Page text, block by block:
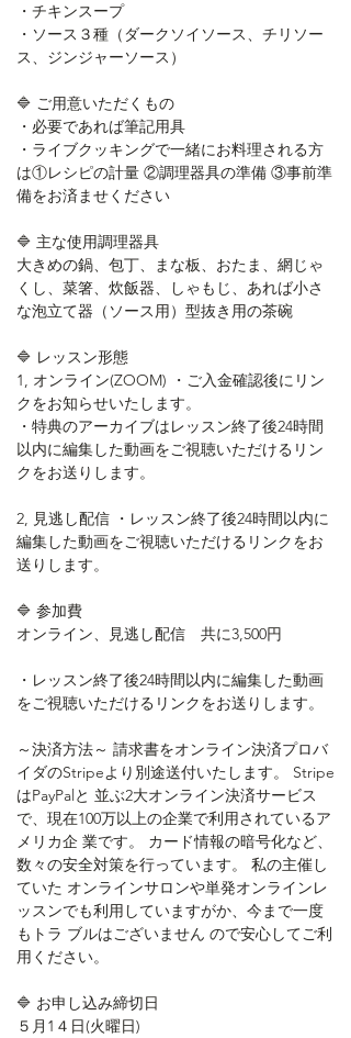
・チキンスープ
・ソース３種（ダークソイソース、チリソー
ス、ジンジャーソース）
🔷 ご用意いただくもの
・必要であれば筆記用具
・ライブクッキングで一緒にお料理される方
は①レシピの計量 ②調理器具の準備 ③事前準
備をお済ませください
🔷 主な使用調理器具
大きめの鍋、包丁、まな板、おたま、網じゃ
くし、菜箸、炊飯器、しゃもじ、あれば小さ
な泡立て器（ソース用）型抜き用の茶碗
🔷 レッスン形態
1, オンライン(ZOOM) ・ご入金確認後にリン
クをお知らせいたします。
・特典のアーカイブはレッスン終了後24時間
以内に編集した動画をご視聴いただけるリン
クをお送りします。
2, 見逃し配信 ・レッスン終了後24時間以内に
編集した動画をご視聴いただけるリンクをお
送りします。
🔷 参加費
オンライン、見逃し配信　共に3,500円
・レッスン終了後24時間以内に編集した動画
をご視聴いただけるリンクをお送りします。
～決済方法～ 請求書をオンライン決済プロバ
イダのStripeより別途送付いたします。 Stripe
はPayPalと 並ぶ2大オンライン決済サービス
で、現在100万以上の企業で利用されているア
メリカ企 業です。 カード情報の暗号化など、
数々の安全対策を行っています。 私の主催し
ていた オンラインサロンや単発オンラインレ
ッスンでも利用していますがか、今まで一度
もトラ ブルはございません ので安心してご利
用ください。
🔷 お申し込み締切日
５月1４日(火曜日)